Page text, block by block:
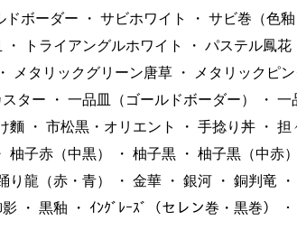
ドボーダー ・ サビホワイト ・ サビ巻（色釉
・ トライアングルホワイト ・ パステル鳳花
・ メタリックグリーン唐草 ・ メタリックピ
ター ・ 一品皿（ゴールドボーダー） ・ 一
麵 ・ 市松黒・オリエント ・ 手捻り丼 ・ 担
柚子赤（中黒） ・ 柚子黒 ・ 柚子黒（中赤）
り龍（赤・青） ・ 金華 ・ 銀河 ・ 銅判竜 ・
影 ・ 黒釉 ・ ｲﾝｸﾞﾚｰｽﾞ（セレン巻・黒巻） ・